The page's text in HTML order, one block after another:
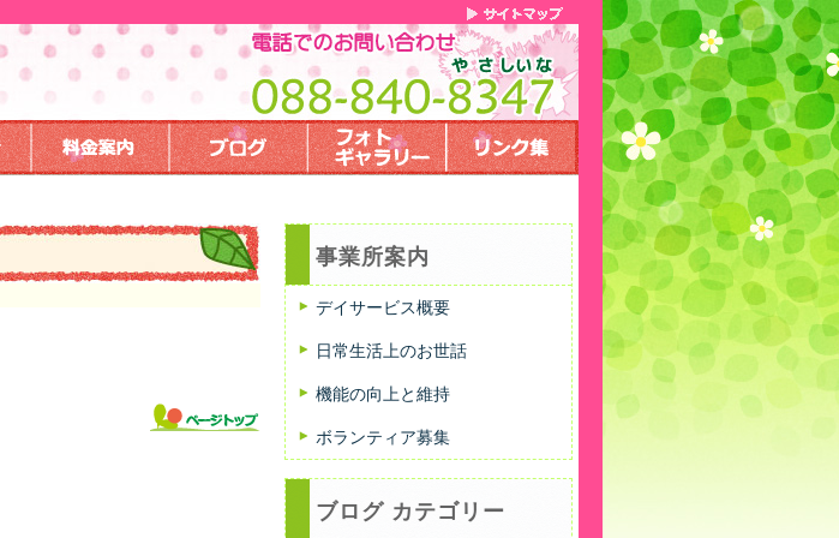
事業所案内
デイサービス概要
日常生活上のお世話
機能の向上と維持
ボランティア募集
ブログ カテゴリー